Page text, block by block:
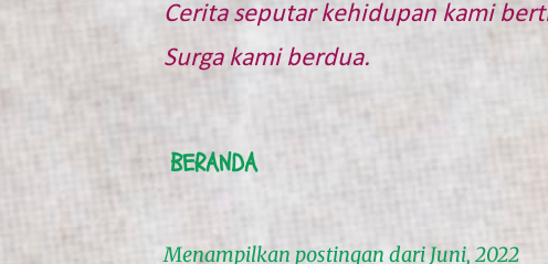
Cerita seputar kehidupan kami
Surga kami berdua.
BERANDA
Menampilkan postingan dari Juni, 2022